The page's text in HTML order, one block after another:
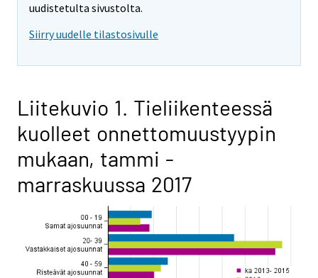
uudistetulta sivustolta.
Siirry uudelle tilastosivulle
Liitekuvio 1. Tieliikenteessä
kuolleet onnettomuustyypin
mukaan, tammi -
marraskuussa 2017